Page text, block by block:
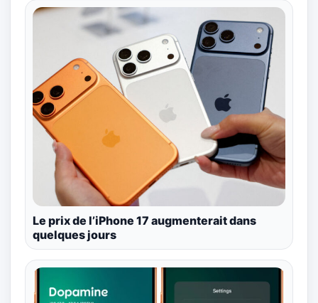
Le prix de l’iPhone 17 augmenterait dans
quelques jours